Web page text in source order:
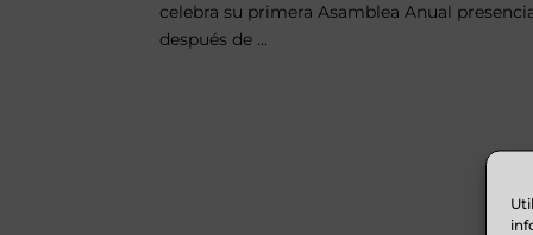
celebra su primera Asamblea Anual
después de ...